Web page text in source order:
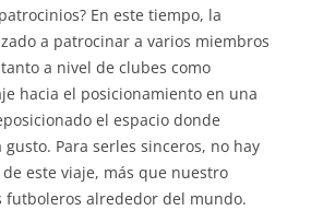
En este tiempo, la
a patrocinar a varios miembros
a nivel de clubes como
hacia el posicionamiento en una
el espacio donde
Para serles sinceros, no hay
este viaje, más que nuestro
futboleros alrededor del mundo.